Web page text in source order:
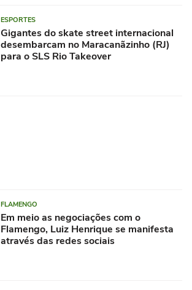
ESPORTES
Gigantes do skate street internacional
desembarcam no Maracanãzinho (RJ)
para o SLS Rio Takeover
FLAMENGO
Em meio as negociações com o
Flamengo, Luiz Henrique se manifesta
através das redes sociais